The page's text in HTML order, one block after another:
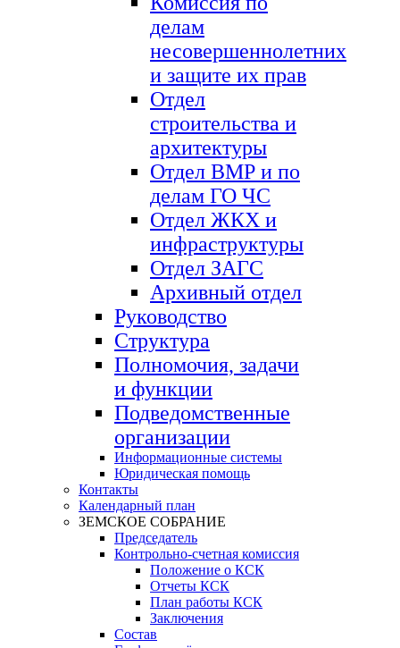
делам
несовершеннолетних
и защите их прав
Отдел
строительства и
архитектуры
Отдел ВМР и по
делам ГО ЧС
Отдел ЖКХ и
инфраструктуры
Отдел ЗАГС
Архивный отдел
Руководство
Структура
Полномочия, задачи
и функции
Подведомственные
организации
Информационные системы
Юридическая помощь
Контакты
Календарный план
ЗЕМСКОЕ СОБРАНИЕ
Председатель
Контрольно-счетная комиссия
Положение о КСК
Отчеты КСК
План работы КСК
Заключения
Состав